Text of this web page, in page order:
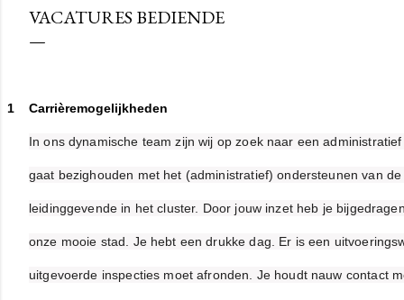
VACATURES BEDIENDE
1 Carrièremogelijkheden
In ons dynamische team zijn wij op zoek naar een
gaat bezighouden met het (administratief) ondersteunen van
leidinggevende in het cluster. Door jouw inzet heb je
onze mooie stad. Je hebt een drukke dag. Er is een
uitgevoerde inspecties moet afronden. Je houdt nauw contact